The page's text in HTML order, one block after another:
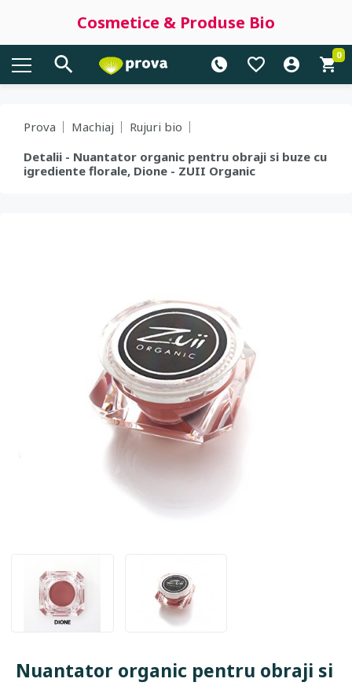
Cosmetice & Produse Bio
0
Prova Machiaj
Rujuri bio
Detalii - Nuantator organic pentru obraji si buze cu
igrediente florale, Dione - ZUII Organic
Nuantator organic pentru obraji si